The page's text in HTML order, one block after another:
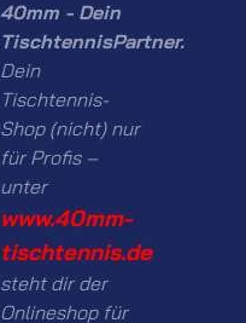
40mm - Dein
TischtennisPartner.
Dein
Tischtennis-
Shop (nicht) nur
für Profis –
unter
www.40mm-
tischtennis.de
steht dir der
Onlineshop für